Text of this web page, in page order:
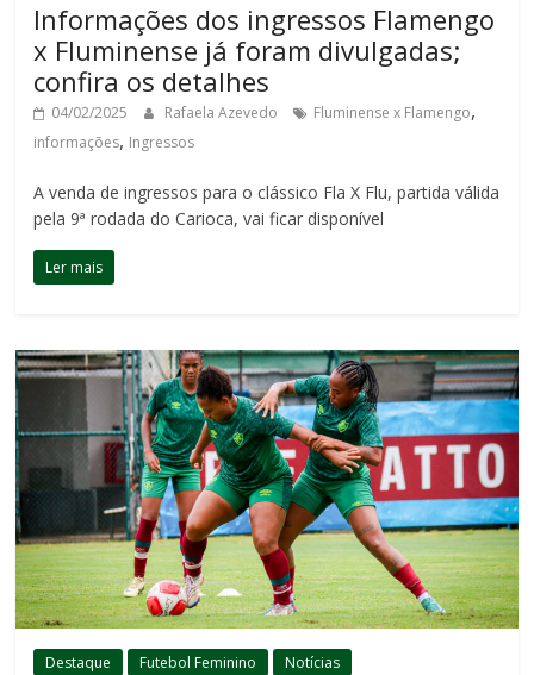
Informações dos ingressos Flamengo
x Fluminense já foram divulgadas;
confira os detalhes
04/02/2025 Rafaela Azevedo Fluminense x Flamengo,
informações, Ingressos
A venda de ingressos para o clássico Fla X Flu, partida válida
pela 9ª rodada do Carioca, vai ficar disponível
Ler mais
Destaque Futebol Feminino Notícias